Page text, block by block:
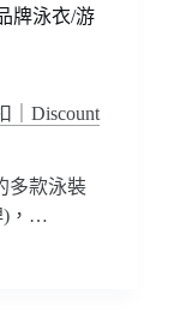
牌泳衣/游
｜Discount
多款泳裝
)，…